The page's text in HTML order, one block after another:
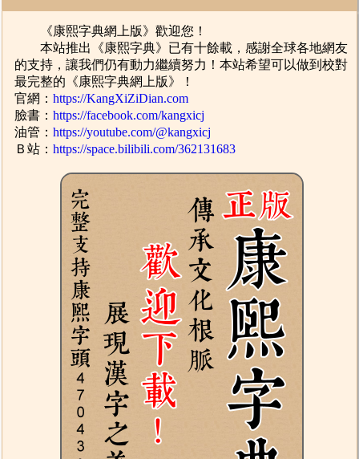
《康熙字典網上版》歡迎您！
本站推出《康熙字典》已有十餘載，感謝全球各地網友
的支持，讓我們仍有動力繼續努力！本站希望可以做到校對
最完整的《康熙字典網上版》！
官網：https://KangXiZiDian.com
臉書：https://facebook.com/kangxicj
油管：https://youtube.com/@kangxicj
Ｂ站：https://space.bilibili.com/362131683